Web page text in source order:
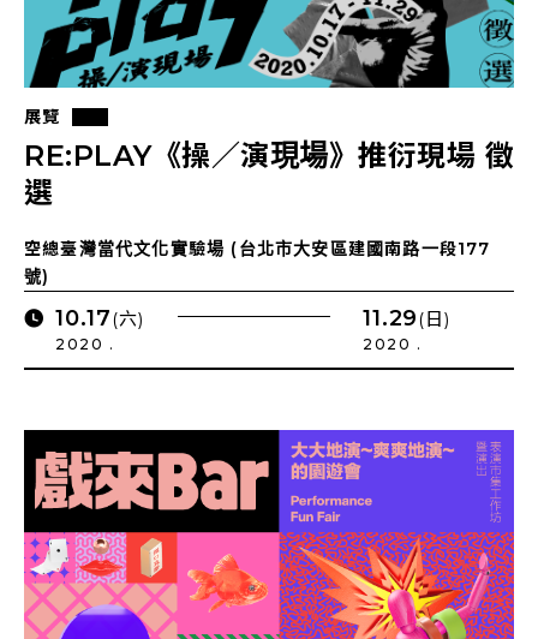
展覽
RE:PLAY《操／演現場》推衍現場 徵
選
空總臺灣當代文化實驗場 (台北市大安區建國南路一段177
號)
10.17(六)
2020 .
11.29(日)
2020 .